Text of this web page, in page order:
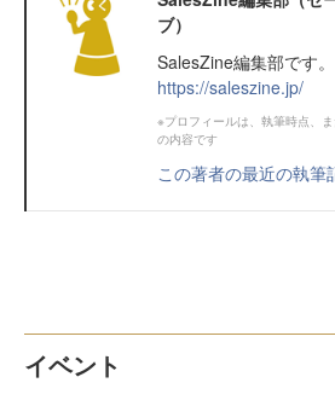
ブ）
SalesZine編集部です
https://saleszine.jp/
※プロフィールは、執筆時点、
の内容です
この著者の最近の執筆
イベント